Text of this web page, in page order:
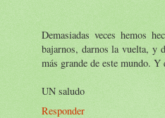
Demasiadas veces hemos
bajarnos, darnos la vuelta, y
más grande de este mundo.
UN saludo
Responder